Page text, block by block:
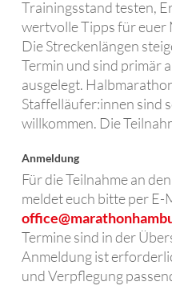
Trainingsstand testen,
wertvolle Tipps für
Die Streckenlängen
Termin und sind primär
ausgelegt.
Staffelläufer:innen sind
willkommen. Die
Anmeldung
Für die Teilnahme an
meldet euch bitte per E-
Termine sind in der
Anmeldung ist
und Verpflegung